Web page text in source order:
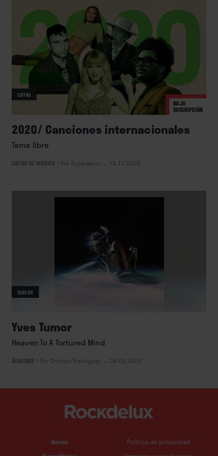
BAJO
SUSCRIPCIÓN
LISTAS
2020/ Canciones internacionales
Tema libre
LISTAS DE MÚSICA Por Rockdelux → 14.12.2020
DISCOS
Yves Tumor
Heaven To A Tortured Mind
ÁLBUMES Por Cristian Rodríguez → 04.05.2020
Home
Política de privacidad